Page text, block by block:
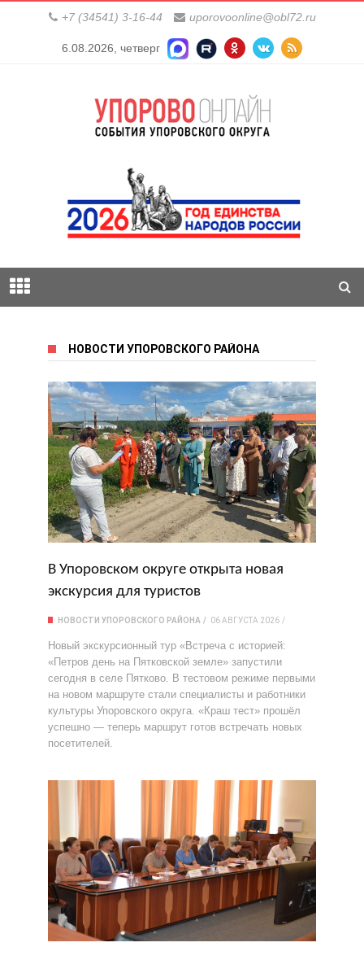
+7 (34541) 3-16-44 uporovoonline@obl72.ru
6.08.2026, четверг
НОВОСТИ УПОРОВСКОГО РАЙОНА
В Упоровском округе открыта новая
экскурсия для туристов
НОВОСТИ УПОРОВСКОГО РАЙОНА 06 АВГУСТА 2026
Новый экскурсионный тур «Встреча с историей:
«Петров день на Пятковской земле» запустили
сегодня в селе Пятково. В тестовом режиме первыми
на новом маршруте стали специалисты и работники
культуры Упоровского округа. «Краш тест» прошёл
успешно — теперь маршрут готов встречать новых
посетителей.